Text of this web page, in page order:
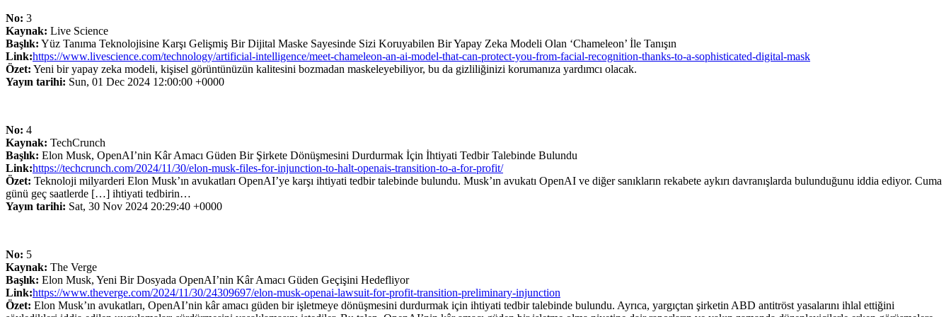
No: 3
Kaynak: Live Science
Başlık: Yüz Tanıma Teknolojisine Karşı Gelişmiş Bir Dijital Maske Sayesinde Sizi Koruyabilen Bir Yapay Zeka Modeli Olan ‘Chameleon’ İle Tanışın
Link:https://www.livescience.com/technology/artificial-intelligence/meet-chameleon-an-ai-model-that-can-protect-you-from-facial-recognition-thanks-to-a-sophisticated-digital-mask
Özet: Yeni bir yapay zeka modeli, kişisel görüntünüzün kalitesini bozmadan maskeleyebiliyor, bu da gizliliğinizi korumanıza yardımcı olacak.
Yayın tarihi: Sun, 01 Dec 2024 12:00:00 +0000
No: 4
Kaynak: TechCrunch
Başlık: Elon Musk, OpenAI’nin Kâr Amacı Güden Bir Şirkete Dönüşmesini Durdurmak İçin İhtiyati Tedbir Talebinde Bulundu
Link:https://techcrunch.com/2024/11/30/elon-musk-files-for-injunction-to-halt-openais-transition-to-a-for-profit/
Özet: Teknoloji milyarderi Elon Musk’ın avukatları OpenAI’ye karşı ihtiyati tedbir talebinde bulundu. Musk’ın avukatı OpenAI ve diğer sanıkların rekabete aykırı davranışlarda bulunduğunu iddia ediyor. Cuma
günü geç saatlerde […] ihtiyati tedbirin…
Yayın tarihi: Sat, 30 Nov 2024 20:29:40 +0000
No: 5
Kaynak: The Verge
Başlık: Elon Musk, Yeni Bir Dosyada OpenAI’nin Kâr Amacı Güden Geçişini Hedefliyor
Link:https://www.theverge.com/2024/11/30/24309697/elon-musk-openai-lawsuit-for-profit-transition-preliminary-injunction
Özet: Elon Musk’ın avukatları, OpenAI’nin kâr amacı güden bir işletmeye dönüşmesini durdurmak için ihtiyati tedbir talebinde bulundu. Ayrıca, yargıçtan şirketin ABD antitröst yasalarını ihlal ettiğini